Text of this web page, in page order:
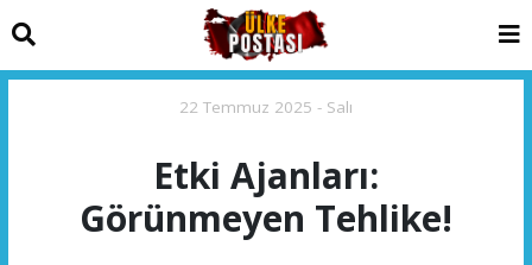
22 Temmuz 2025 - Salı
Etki Ajanları:
Görünmeyen Tehlike!